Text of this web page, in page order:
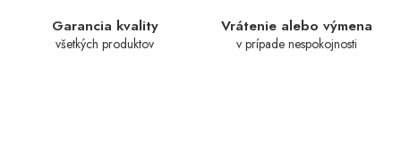
Garancia kvality
všetkých produktov
Vrátenie alebo výmena
v prípade nespokojnosti